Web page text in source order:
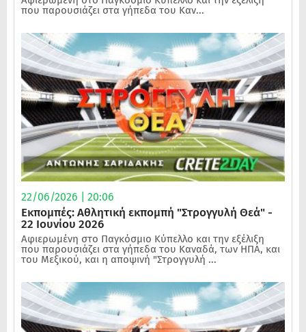
που παρουσιάζει στα γήπεδα του Καν...
22/06/2026 | 20:06
Εκπομπές: Αθλητική εκπομπή "Στρογγυλή Θεά" -
22 Ιουνίου 2026
Αφιερωμένη στο Παγκόσμιο Κύπελλο και την εξέλιξη
που παρουσιάζει στα γήπεδα του Καναδά, των ΗΠΑ, και
του Μεξικού, και η αποψινή "Στρογγυλή ...